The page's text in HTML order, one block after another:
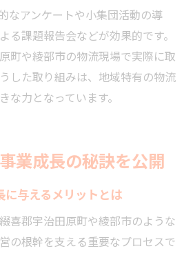
なアンケートや小集団活動の導
る課題報告会などが効果的です。
町や綾部市の物流現場で実際に取
した取り組みは、地域特有の物流
な力となっています。
業成長の秘訣を公開
に与えるメリットとは
喜郡宇治田原町や綾部市のような
の根幹を支える重要なプロセスで